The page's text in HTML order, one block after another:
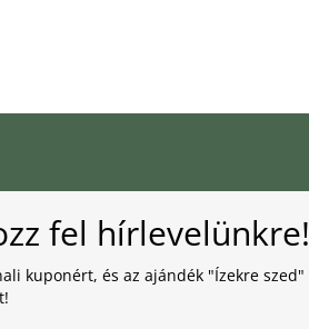
fel hírlevelünkre!
kuponért, és az ajándék "Ízekre szed"